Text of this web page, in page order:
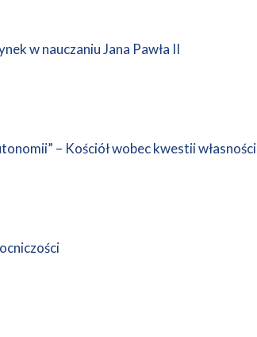
w nauczaniu Jana Pawła II
– Kościół wobec kwestii własności